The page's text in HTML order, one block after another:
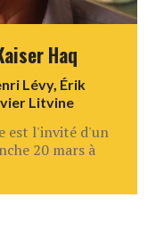
Haq
Lévy, Érik
Litvine
est l'invité d'un
20 mars à